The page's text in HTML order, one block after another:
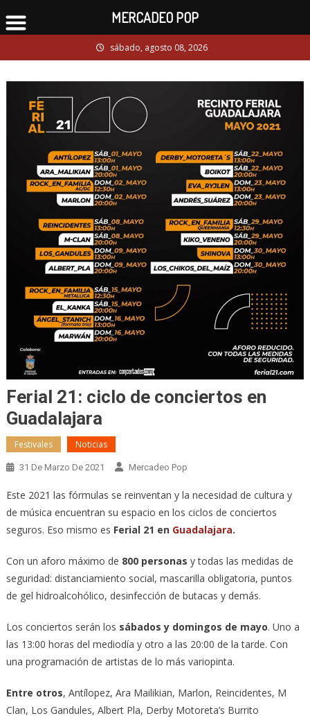
to
sábado, agosto 08, 2026
Ferial 21: ciclo de conciertos en
Guadalajara
Festivales Noticias
31 De Marzo De 2021 Mercadeo Pop
Este 2021 las fórmulas se reinventan y la necesidad de cultura y
de música encuentran su espacio en los ciclos de conciertos
seguros. Eso mismo es Ferial 21 en Guadalajara.
Con un aforo máximo de 800 personas y todas las medidas de
seguridad: distanciamiento social, mascarilla obligatoria, puntos
de gel hidroalcohólico, desinfección de butacas y demás.
Los conciertos serán los sábados y domingos de mayo. Uno a
las 13:00 horas del mediodía y otro a las 20:00 de la tarde. Con
una programación de artistas de lo más variopinta.
Entre otros, Antílopez, Ara Mailikian, Marlon, Reincidentes, M
Clan, Los Gandules, Albert Pla, Derby Motoreta’s Burrito
MERCADEO POP